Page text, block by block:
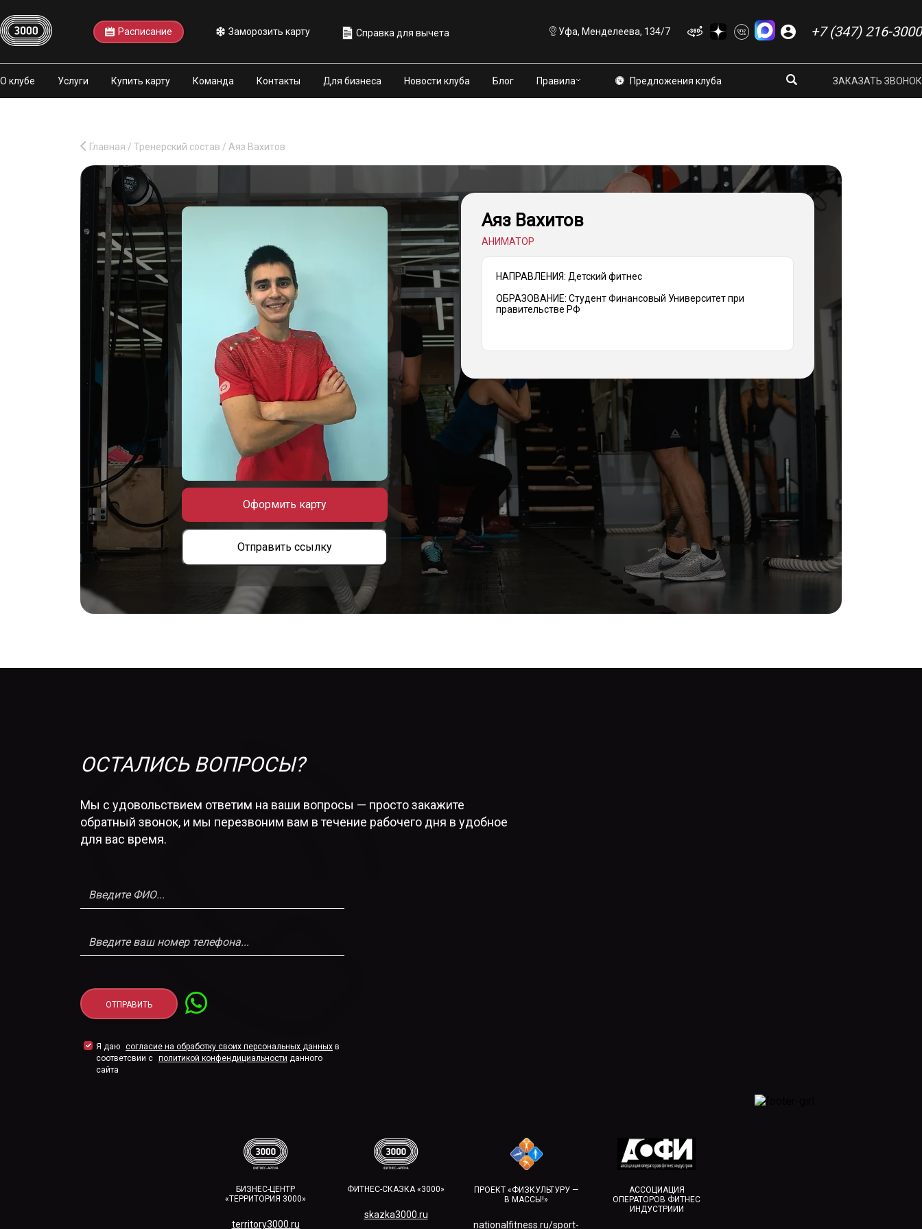
Расписание Заморозить карту Справка для вычета Уфа, Менделеева, 134/7 +7 (347) 216-3000
О клубе Услуги Купить карту Команда Контакты Для бизнеса Новости клуба Блог Правила Предложения клуба ЗАКАЗАТЬ ЗВОНОК
Главная / Тренерский состав / Аяз Вахитов
Оформить карту
Отправить ссылку
Аяз Вахитов
АНИМАТОР
НАПРАВЛЕНИЯ: Детский фитнес
ОБРАЗОВАНИЕ: Студент Финансовый Университет при
правительстве РФ
ОСТАЛИСЬ ВОПРОСЫ?
Мы с удовольствием ответим на ваши вопросы — просто закажите
обратный звонок, и мы перезвоним вам в течение рабочего дня в удобное
для вас время.
Я даю согласие на обработку своих персональных данных в
соответсвии с политикой конфендициальности данного
сайта
БИЗНЕС-ЦЕНТР
«ТЕРРИТОРИЯ 3000»
territory3000.ru​
ФИТНЕС-СКАЗКА «3000»
skazka3000.ru
ПРОЕКТ «ФИЗКУЛЬТУРУ —
В МАССЫ!»
nationalfitness.ru/sport-
АССОЦИАЦИЯ
ОПЕРАТОРОВ ФИТНЕС
ИНДУСТРИИИ